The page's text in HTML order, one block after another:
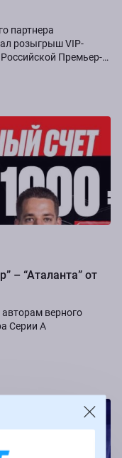
партнера
розыгрыш VIP-
Премьер-
– “Аталанта” от
верного
Серии А